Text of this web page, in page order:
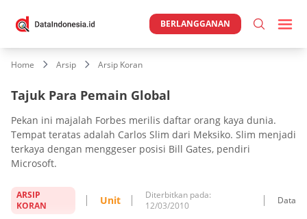
BERLANGGANAN
Home Arsip Arsip Koran
Tajuk Para Pemain Global
Pekan ini majalah Forbes merilis daftar orang kaya dunia.
Tempat teratas adalah Carlos Slim dari Meksiko. Slim menjadi
terkaya dengan menggeser posisi Bill Gates, pendiri
Microsoft.
ARSIP
KORAN
Unit
Diterbitkan pada:
12/03/2010
Data